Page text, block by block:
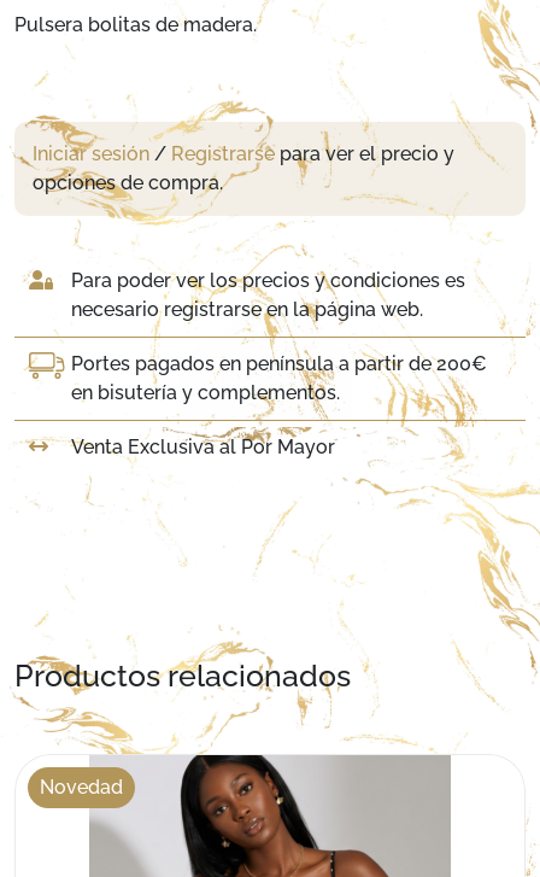
Pulsera bolitas de madera.
Iniciar sesión / Registrarse para ver el precio y
opciones de compra.
Para poder ver los precios y condiciones es
necesario registrarse en la página web.
Portes pagados en península a partir de 200€
en bisutería y complementos.
Venta Exclusiva al Por Mayor
Productos relacionados
Novedad